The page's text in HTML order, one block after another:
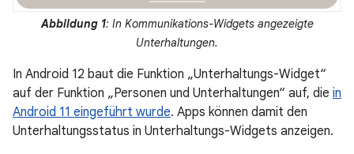
Abbildung 1: In Kommunikations-Widgets angezeigte
Unterhaltungen.
In Android 12 baut die Funktion „Unterhaltungs-Widget“
auf der Funktion „Personen und Unterhaltungen“ auf, die in
Android 11 eingeführt wurde. Apps können damit den
Unterhaltungsstatus in Unterhaltungs-Widgets anzeigen.